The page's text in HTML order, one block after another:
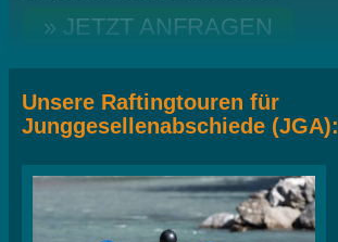
» JETZT ANFRAGEN
Unsere Raftingtouren für
Junggesellenabschiede (JGA):